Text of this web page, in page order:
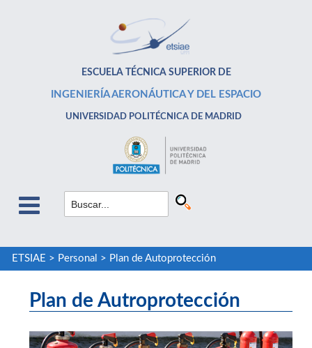
ESCUELA TÉCNICA SUPERIOR DE
INGENIERÍA AERONÁUTICA Y DEL ESPACIO
UNIVERSIDAD POLITÉCNICA DE MADRID
ETSIAE > Personal > Plan de Autoprotección
Plan de Autroprotección